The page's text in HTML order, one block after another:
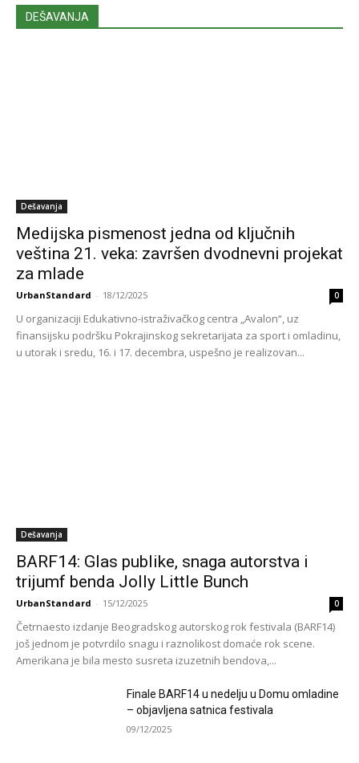
DEŠAVANJA
Dešavanja
Medijska pismenost jedna od ključnih
veština 21. veka: završen dvodnevni projekat
za mlade
UrbanStandard - 18/12/2025 0
U organizaciji Edukativno-istraživačkog centra „Avalon“, uz
finansijsku podršku Pokrajinskog sekretarijata za sport i omladinu,
u utorak i sredu, 16. i 17. decembra, uspešno je realizovan...
Dešavanja
BARF14: Glas publike, snaga autorstva i
trijumf benda Jolly Little Bunch
UrbanStandard - 15/12/2025 0
Četrnaesto izdanje Beogradskog autorskog rok festivala (BARF14)
još jednom je potvrdilo snagu i raznolikost domaće rok scene.
Amerikana je bila mesto susreta izuzetnih bendova,...
Finale BARF14 u nedelju u Domu omladine
– objavljena satnica festivala
09/12/2025